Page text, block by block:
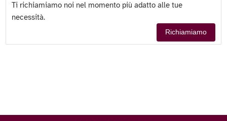
Ti richiamiamo noi nel momento più adatto alle tue
necessità.
Richiamiamo